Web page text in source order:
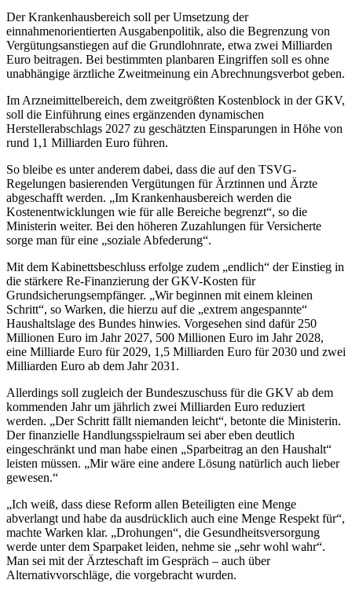
Der Krankenhausbereich soll per Umsetzung der
einnahmenorientierten Ausgabenpolitik, also die Begrenzung von
Vergütungsanstiegen auf die Grundlohnrate, etwa zwei Milliarden
Euro beitragen. Bei bestimmten planbaren Eingriffen soll es ohne
unabhängige ärztliche Zweitmeinung ein Abrechnungsverbot geben.
Im Arzneimittelbereich, dem zweitgrößten ­Kostenblock in der GKV,
soll die Einführung eines ergänzenden dynamischen
Herstellerabschlags 2027 zu geschätzten Einsparungen in Höhe von
rund 1,1 Milliarden Euro führen.
So bleibe es unter anderem dabei, dass die auf den TSVG-
Regelungen basierenden Vergütungen für Ärztinnen und Ärzte
abgeschafft werden. „Im Krankenhausbereich werden die
Kostenentwicklungen wie für alle Bereiche begrenzt“, so die
Ministerin weiter. Bei den höheren Zuzahlungen für Versicherte
sorge man für eine „soziale Abfederung“.
Mit dem Kabinettsbeschluss erfolge zudem „endlich“ der Einstieg in
die stärkere Re-Finanzierung der GKV-Kosten für
Grundsicherungsempfänger. „Wir beginnen mit einem kleinen
Schritt“, so Warken, die hierzu auf die „extrem angespannte“
Haushaltslage des Bundes hinwies. Vorgesehen sind dafür 250
Millionen Euro im Jahr 2027, 500 Millionen Euro im Jahr 2028,
eine Milliarde Euro für 2029, 1,5 Milliarden Euro für 2030 und zwei
Milliarden Euro ab dem Jahr 2031.
Allerdings soll zugleich der Bundeszuschuss für die GKV ab dem
kommenden Jahr um jährlich zwei Milliarden Euro reduziert
werden. „Der Schritt fällt niemanden leicht“, betonte die Ministerin.
Der finanzielle Handlungsspielraum sei aber eben deutlich
eingeschränkt und man habe einen „Sparbeitrag an den Haushalt“
leisten müssen. „Mir wäre eine andere Lösung natürlich auch lieber
gewesen.“
„Ich weiß, dass diese Reform allen Beteiligten eine Menge
abverlangt und habe da ausdrücklich auch eine Menge Respekt für“,
machte Warken klar. „Drohungen“, die Gesundheitsversorgung
werde unter dem Sparpaket leiden, nehme sie „sehr wohl wahr“.
Man sei mit der Ärzteschaft im Gespräch – auch über
Alternativvorschläge, die vorgebracht wurden.